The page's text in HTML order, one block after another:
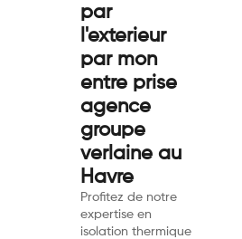
par
l'exterieur
par mon
entre prise
agence
groupe
verlaine au
Havre
Profitez de notre
expertise en
isolation thermique